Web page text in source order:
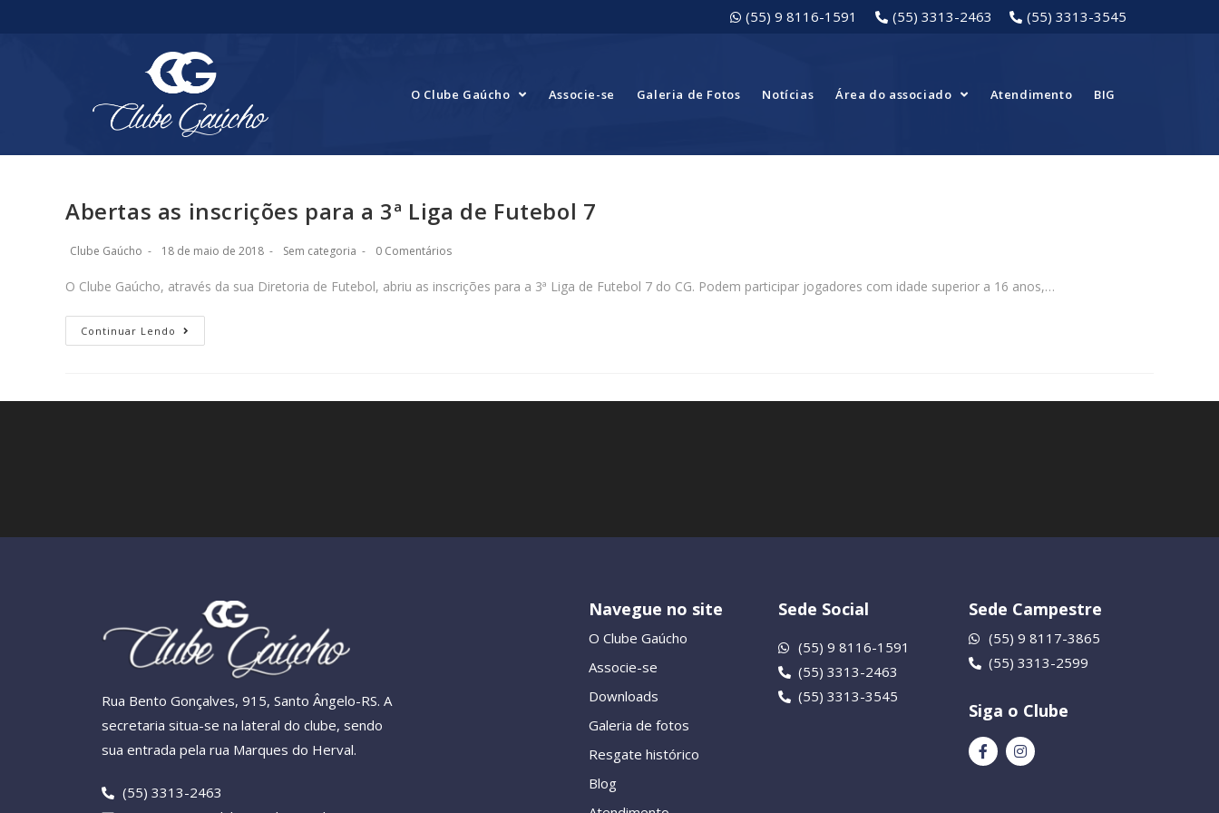
(55) 9 8116-1591 (55) 3313-2463 (55) 3313-3545
O Clube Gaúcho Associe-se Galeria de Fotos Notícias Área do associado Atendimento BIG
Abertas as inscrições para a 3ª Liga de Futebol 7
Clube Gaúcho 18 de maio de 2018 Sem categoria 0 Comentários
O Clube Gaúcho, através da sua Diretoria de Futebol, abriu as inscrições para a 3ª Liga de Futebol 7 do CG. Podem participar jogadores com idade superior a 16 anos,…
Continuar Lendo
Rua Bento Gonçalves, 915, Santo Ângelo-RS. A
secretaria situa-se na lateral do clube, sendo
sua entrada pela rua Marques do Herval.
(55) 3313-2463
Navegue no site
O Clube Gaúcho
Associe-se
Downloads
Galeria de fotos
Resgate histórico
Blog
Sede Social
(55) 9 8116-1591
(55) 3313-2463
(55) 3313-3545
Sede Campestre
(55) 9 8117-3865
(55) 3313-2599
Siga o Clube